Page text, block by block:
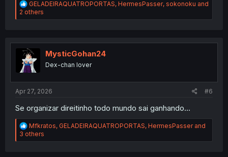
R
e
a
i
o
n
s
GELADEIRAQUATROPORTAS, HermesPasser, sokonoku and
2 others
MysticGohan24
Dex-chan lover
Apr 27, 2026 #6
Se organizar direitinho todo mundo sai ganhando...
R
e
a
Mfkratos, GELADEIRAQUATROPORTAS, HermesPasserand
3 others